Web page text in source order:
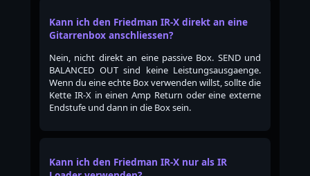
Kann ich den Friedman IR-X direkt an eine
Gitarrenbox anschliessen?
Nein, nicht direkt an eine passive Box. SEND und
BALANCED OUT sind keine Leistungsausgaenge.
Wenn du eine echte Box verwenden willst, sollte die
Kette IR-X in einen Amp Return oder eine externe
Endstufe und dann in die Box sein.
Kann ich den Friedman IR-X nur als IR